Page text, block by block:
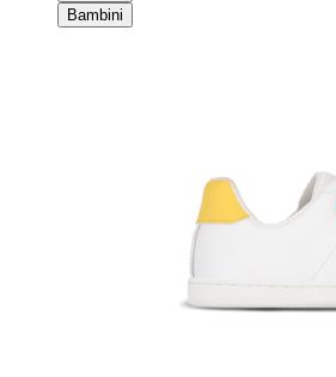
Bambini